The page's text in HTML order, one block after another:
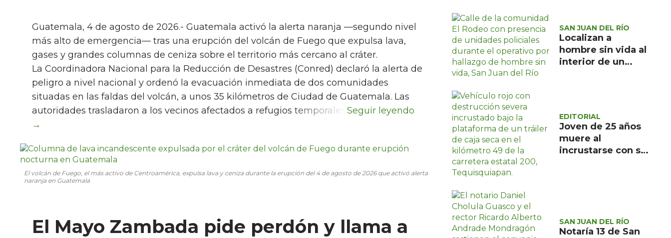
El volcán de Fuego, el más activo de Centroamérica, expulsa lava y ceniza durante la erupción del 4 de agosto de 2026 que activó alerta
naranja en Guatemala
Guatemala, 4 de agosto de 2026.- Guatemala activó la alerta naranja —segundo nivel
más alto de emergencia— tras una erupción del volcán de Fuego que expulsa lava,
gases y grandes columnas de ceniza sobre el territorio más cercano al cráter.
La Coordinadora Nacional para la Reducción de Desastres (Conred) declaró la alerta de
peligro a nivel nacional y ordenó la evacuación inmediata de dos comunidades
situadas en las faldas del volcán, a unos 35 kilómetros de Ciudad de Guatemala. Las
autoridades trasladaron a los vecinos afectados a refugios temporales.
SAN JUAN DEL RÍO
Localizan a
hombre sin vida al
interior de un
EDITORIAL
Joven de 25 años
muere al
incrustarse con su
SAN JUAN DEL RÍO
Notaría 13 de San
El Mayo Zambada pide perdón y llama a